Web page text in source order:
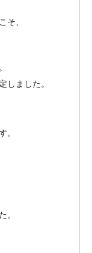
そ、
しました。
。
。